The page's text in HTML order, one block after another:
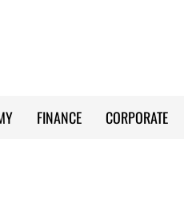
FINANCE CORPORATE